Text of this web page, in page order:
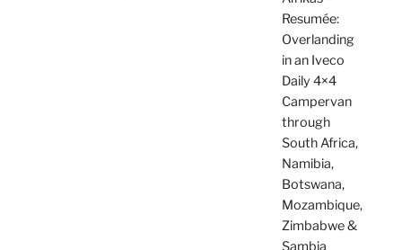
Resumée:
Overlanding
in an Iveco
Daily 4×4
Campervan
through
South Africa,
Namibia,
Botswana,
Mozambique,
Zimbabwe &
Sambia